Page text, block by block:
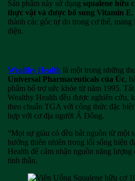
Sản phẩm này sử dụng squalene hữu
thực vật và được bổ sung Vitamin E
thành các gốc tự do trong cơ thể,
diện.
Wealthy Health là một trong những
Universal Pharmaceuticals của Úc,
phẩm bổ trợ sức khỏe từ năm 1995. Tất
Wealthy Health đều được nghiên cứu,
theo chuẩn TGA với công thức đặc
hợp với cơ địa người Á Đông.
“Mọi sự giàu có đều bắt nguồn từ một
hưởng thiên nhiên trong lối sống hiện
Health để cảm nhận nguồn năng lượng
tinh thần.